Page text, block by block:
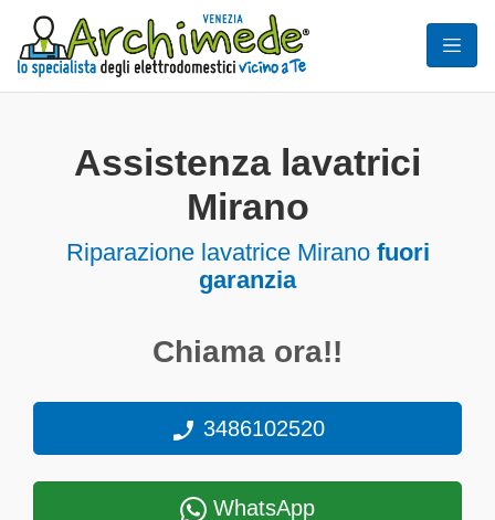
Assistenza lavatrici
Mirano
Riparazione lavatrice Mirano fuori
garanzia
Chiama ora!!
3486102520
WhatsApp